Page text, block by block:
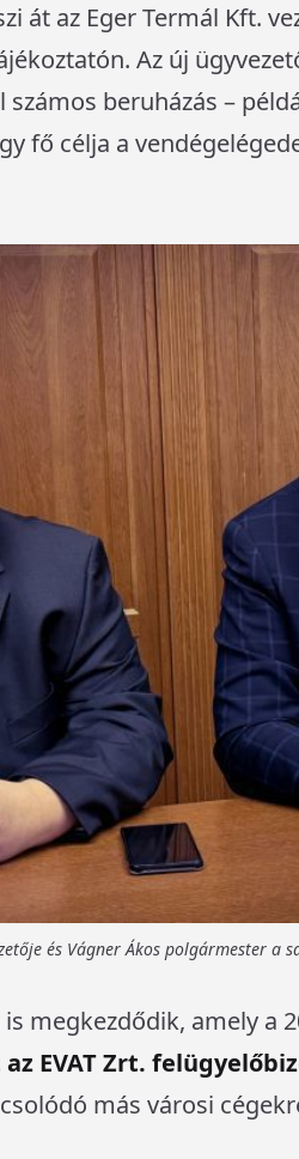
át az Eger Termál Kft.
Az új
beruházás –
fő célja a
és Vágner Ákos polgármester a
megkezdődik, amely a
EVAT Zrt.
más városi